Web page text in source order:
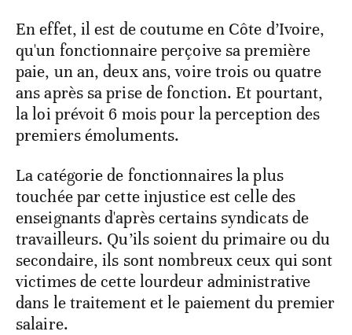
En effet, il est de coutume en Côte d’Ivoire,
qu'un fonctionnaire perçoive sa première
paie, un an, deux ans, voire trois ou quatre
ans après sa prise de fonction. Et pourtant,
la loi prévoit 6 mois pour la perception des
premiers émoluments.
La catégorie de fonctionnaires la plus
touchée par cette injustice est celle des
enseignants d'après certains syndicats de
travailleurs. Qu’ils soient du primaire ou du
secondaire, ils sont nombreux ceux qui sont
victimes de cette lourdeur administrative
dans le traitement et le paiement du premier
salaire.